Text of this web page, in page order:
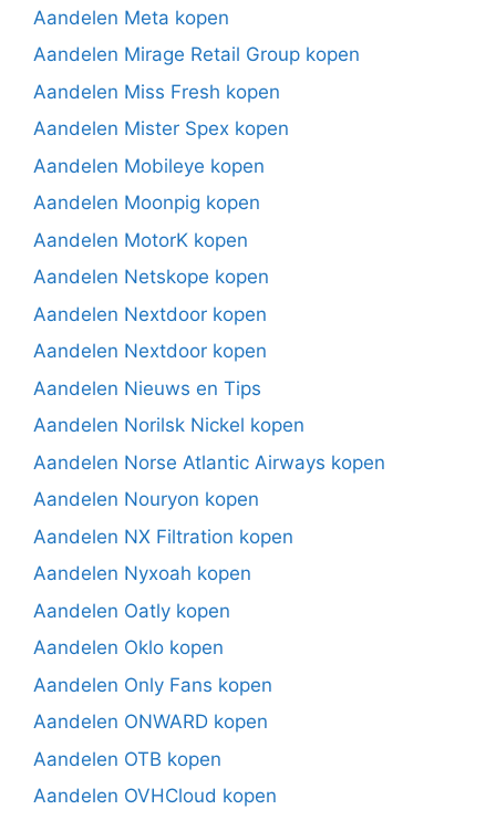
Aandelen Meta kopen
Aandelen Mirage Retail Group kopen
Aandelen Miss Fresh kopen
Aandelen Mister Spex kopen
Aandelen Mobileye kopen
Aandelen Moonpig kopen
Aandelen MotorK kopen
Aandelen Netskope kopen
Aandelen Nextdoor kopen
Aandelen Nextdoor kopen
Aandelen Nieuws en Tips
Aandelen Norilsk Nickel kopen
Aandelen Norse Atlantic Airways kopen
Aandelen Nouryon kopen
Aandelen NX Filtration kopen
Aandelen Nyxoah kopen
Aandelen Oatly kopen
Aandelen Oklo kopen
Aandelen Only Fans kopen
Aandelen ONWARD kopen
Aandelen OTB kopen
Aandelen OVHCloud kopen